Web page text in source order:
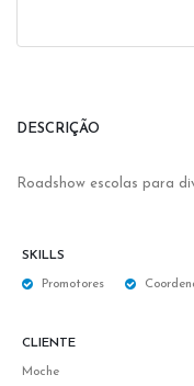
DESCRIÇÃO
Roadshow escolas para
SKILLS
Promotores
CLIENTE
Moche